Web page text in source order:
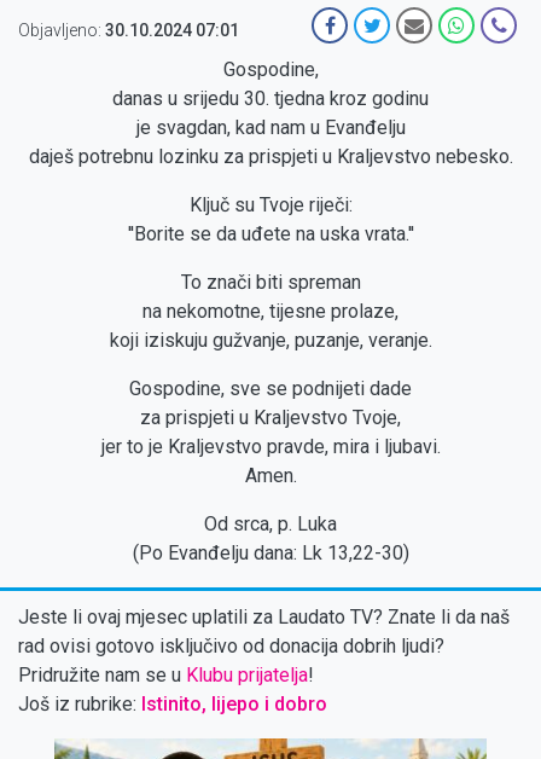
Objavljeno: 30.10.2024 07:01
Gospodine,
danas u srijedu 30. tjedna kroz godinu
je svagdan, kad nam u Evanđelju
daješ potrebnu lozinku za prispjeti u Kraljevstvo nebesko.
Ključ su Tvoje riječi:
''Borite se da uđete na uska vrata.''
To znači biti spreman
na nekomotne, tijesne prolaze,
koji iziskuju gužvanje, puzanje, veranje.
Gospodine, sve se podnijeti dade
za prispjeti u Kraljevstvo Tvoje,
jer to je Kraljevstvo pravde, mira i ljubavi.
Amen.
Od srca, p. Luka
(Po Evanđelju dana: Lk 13,22-30)
Jeste li ovaj mjesec uplatili za Laudato TV? Znate li da naš
rad ovisi gotovo isključivo od donacija dobrih ljudi?
Pridružite nam se u Klubu prijatelja!
Još iz rubrike: Istinito, lijepo i dobro